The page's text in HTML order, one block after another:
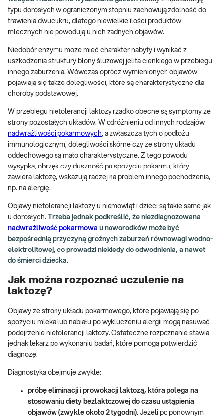
typu dorosłych w ograniczonym stopniu zachowują zdolność do
trawienia dwucukru, dlatego niewielkie ilości produktów
mlecznych nie powodują u nich żadnych objawów.
Niedobór enzymu może mieć charakter nabyty i wynikać z
uszkodzenia struktury błony śluzowej jelita cienkiego w przebiegu
innego zaburzenia. Wówczas oprócz wymienionych objawów
pojawiają się także dolegliwości, które są charakterystyczne dla
choroby podstawowej.
W przebiegu nietolerancji laktozy rzadko obecne są symptomy ze
strony pozostałych układów. W odróżnieniu od innych rodzajów
nadwrażliwości pokarmowych, a zwłaszcza tych o podłożu
immunologicznym, dolegliwości skórne czy ze strony układu
oddechowego są mało charakterystyczne. Z tego powodu
wysypka, obrzęk czy duszność po spożyciu pokarmu, który
zawiera laktozę, wskazują raczej na problem innego pochodzenia,
np. na alergię.
Objawy nietolerancji laktozy u niemowląt i dzieci są takie same jak
u dorosłych.
Trzeba jednak podkreślić, że niezdiagnozowana
nadwrażliwość pokarmowa u noworodków może być
bezpośrednią przyczyną groźnych zaburzeń równowagi wodno-
elektrolitowej, co prowadzi niekiedy do odwodnienia, a nawet
do śmierci dziecka.
Jak można rozpoznać uczulenie na
laktozę?
Objawy ze strony układu pokarmowego, które pojawiają się po
spożyciu mleka lub nabiału po wykluczeniu alergii mogą nasuwać
podejrzenie nietolerancji laktozy. Ostateczne rozpoznanie stawia
jednak lekarz po wykonaniu badań, które pomogą potwierdzić
diagnozę.
Diagnostyka obejmuje zwykle:
próbę eliminacji i prowokacji laktozą, która polega na
stosowaniu diety bezlaktozowej do czasu ustąpienia
objawów (zwykle około 2 tygodni). Jeżeli po ponownym